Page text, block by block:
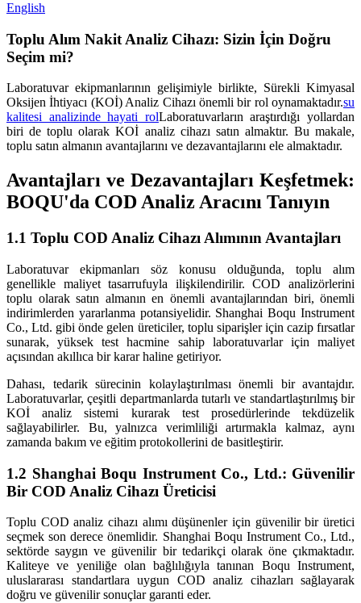
English
Toplu Alım Nakit Analiz Cihazı: Sizin İçin Doğru
Seçim mi?
Laboratuvar ekipmanlarının gelişimiyle birlikte, Sürekli Kimyasal
Oksijen İhtiyacı (KOİ) Analiz Cihazı önemli bir rol oynamaktadır.su
kalitesi analizinde hayati rolLaboratuvarların araştırdığı yollardan
biri de toplu olarak KOİ analiz cihazı satın almaktır. Bu makale,
toplu satın almanın avantajlarını ve dezavantajlarını ele almaktadır.
Avantajları ve Dezavantajları Keşfetmek:
BOQU'da COD Analiz Aracını Tanıyın
1.1 Toplu COD Analiz Cihazı Alımının Avantajları
Laboratuvar ekipmanları söz konusu olduğunda, toplu alım
genellikle maliyet tasarrufuyla ilişkilendirilir. COD analizörlerini
toplu olarak satın almanın en önemli avantajlarından biri, önemli
indirimlerden yararlanma potansiyelidir. Shanghai Boqu Instrument
Co., Ltd. gibi önde gelen üreticiler, toplu siparişler için cazip fırsatlar
sunarak, yüksek test hacmine sahip laboratuvarlar için maliyet
açısından akıllıca bir karar haline getiriyor.
Dahası, tedarik sürecinin kolaylaştırılması önemli bir avantajdır.
Laboratuvarlar, çeşitli departmanlarda tutarlı ve standartlaştırılmış bir
KOİ analiz sistemi kurarak test prosedürlerinde tekdüzelik
sağlayabilirler. Bu, yalnızca verimliliği artırmakla kalmaz, aynı
zamanda bakım ve eğitim protokollerini de basitleştirir.
1.2 Shanghai Boqu Instrument Co., Ltd.: Güvenilir
Bir COD Analiz Cihazı Üreticisi
Toplu COD analiz cihazı alımı düşünenler için güvenilir bir üretici
seçmek son derece önemlidir. Shanghai Boqu Instrument Co., Ltd.,
sektörde saygın ve güvenilir bir tedarikçi olarak öne çıkmaktadır.
Kaliteye ve yeniliğe olan bağlılığıyla tanınan Boqu Instrument,
uluslararası standartlara uygun COD analiz cihazları sağlayarak
doğru ve güvenilir sonuçlar garanti eder.